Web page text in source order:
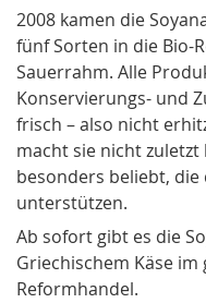
2008 kamen die
fünf Sorten in die Bio-
Sauerrahm. Alle
Konservierungs- und
frisch – also nicht
macht sie nicht
besonders beliebt,
unterstützen.
Ab sofort gibt es die
Griechischem Käse
Reformhandel.